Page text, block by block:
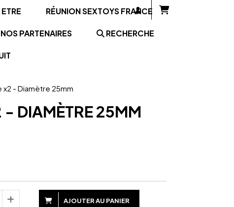
RÉUNION SEXTOYS FRANCE
NOS PARTENAIRES RECHERCHE
x2 - Diamètre 25mm
- DIAMÈTRE 25MM
AJOUTER AU PANIER